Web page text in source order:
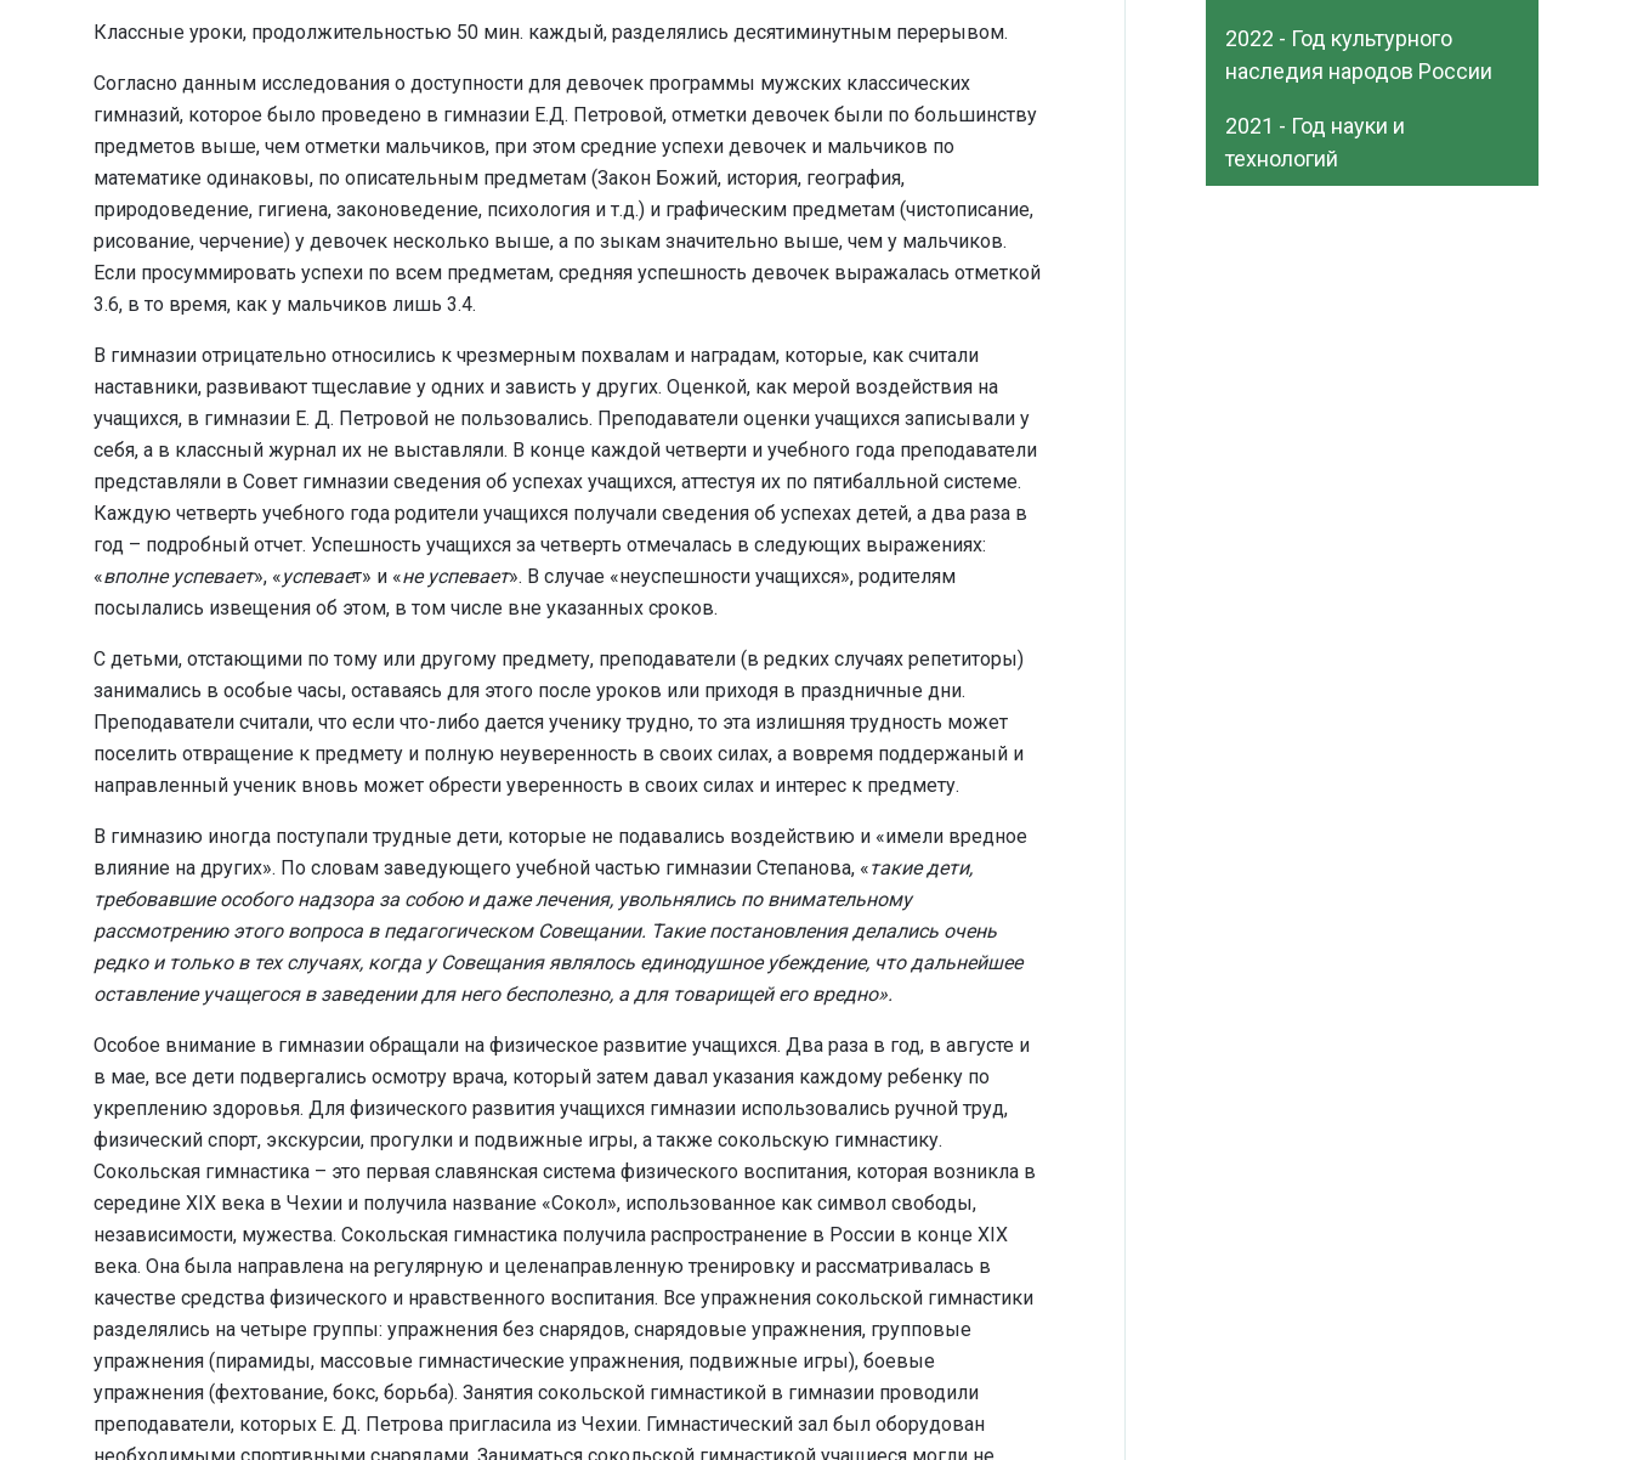
Классные уроки, продолжительностью 50 мин. каждый, разделялись десятиминутным перерывом.
Согласно данным исследования о доступности для девочек программы мужских классических
гимназий, которое было проведено в гимназии Е.Д. Петровой, отметки девочек были по большинству
предметов выше, чем отметки мальчиков, при этом средние успехи девочек и мальчиков по
математике одинаковы, по описательным предметам (Закон Божий, история, география,
природоведение, гигиена, законоведение, психология и т.д.) и графическим предметам (чистописание,
рисование, черчение) у девочек несколько выше, а по зыкам значительно выше, чем у мальчиков.
Если просуммировать успехи по всем предметам, средняя успешность девочек выражалась отметкой
3.6, в то время, как у мальчиков лишь 3.4.
В гимназии отрицательно относились к чрезмерным похвалам и наградам, которые, как считали
наставники, развивают тщеславие у одних и зависть у других. Оценкой, как мерой воздействия на
учащихся, в гимназии Е. Д. Петровой не пользовались. Преподаватели оценки учащихся записывали у
себя, а в классный журнал их не выставляли. В конце каждой четверти и учебного года преподаватели
представляли в Совет гимназии сведения об успехах учащихся, аттестуя их по пятибалльной системе.
Каждую четверть учебного года родители учащихся получали сведения об успехах детей, а два раза в
год – подробный отчет. Успешность учащихся за четверть отмечалась в следующих выражениях:
«вполне успевает», «успевает» и «не успевает». В случае «неуспешности учащихся», родителям
посылались извещения об этом, в том числе вне указанных сроков.
С детьми, отстающими по тому или другому предмету, преподаватели (в редких случаях репетиторы)
занимались в особые часы, оставаясь для этого после уроков или приходя в праздничные дни.
Преподаватели считали, что если что-либо дается ученику трудно, то эта излишняя трудность может
поселить отвращение к предмету и полную неуверенность в своих силах, а вовремя поддержаный и
направленный ученик вновь может обрести уверенность в своих силах и интерес к предмету.
В гимназию иногда поступали трудные дети, которые не подавались воздействию и «имели вредное
влияние на других». По словам заведующего учебной частью гимназии Степанова, «такие дети,
требовавшие особого надзора за собою и даже лечения, увольнялись по внимательному
рассмотрению этого вопроса в педагогическом Совещании. Такие постановления делались очень
редко и только в тех случаях, когда у Совещания являлось единодушное убеждение, что дальнейшее
оставление учащегося в заведении для него бесполезно, а для товарищей его вредно».
Особое внимание в гимназии обращали на физическое развитие учащихся. Два раза в год, в августе и
в мае, все дети подвергались осмотру врача, который затем давал указания каждому ребенку по
укреплению здоровья. Для физического развития учащихся гимназии использовались ручной труд,
физический спорт, экскурсии, прогулки и подвижные игры, а также сокольскую гимнастику.
Сокольская гимнастика – это первая славянская система физического воспитания, которая возникла в
середине XIX века в Чехии и получила название «Сокол», использованное как символ свободы,
независимости, мужества. Сокольская гимнастика получила распространение в России в конце XIX
века. Она была направлена на регулярную и целенаправленную тренировку и рассматривалась в
качестве средства физического и нравственного воспитания. Все упражнения сокольской гимнастики
разделялись на четыре группы: упражнения без снарядов, снарядовые упражнения, групповые
упражнения (пирамиды, массовые гимнастические упражнения, подвижные игры), боевые
упражнения (фехтование, бокс, борьба). Занятия сокольской гимнастикой в гимназии проводили
преподаватели, которых Е. Д. Петрова пригласила из Чехии. Гимнастический зал был оборудован
2022 - Год культурного
наследия народов России
2021 - Год науки и
технологий